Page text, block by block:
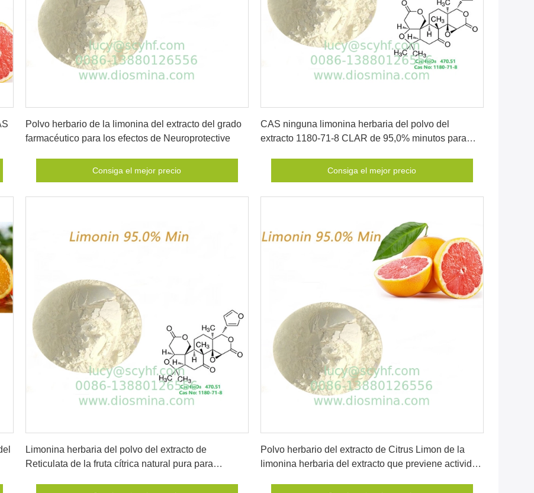
Polvo herbario de la limonina del extracto del grado
farmacéutico para los efectos de Neuroprotective
Consiga el mejor precio
CAS ninguna limonina herbaria del polvo del
extracto 1180-71-8 CLAR de 95,0% minutos para
Consiga el mejor precio
Limonina herbaria del polvo del extracto de
Reticulata de la fruta cítrica natural pura para
Polvo herbario del extracto de Citrus Limon de la
limonina herbaria del extracto que previene actividad